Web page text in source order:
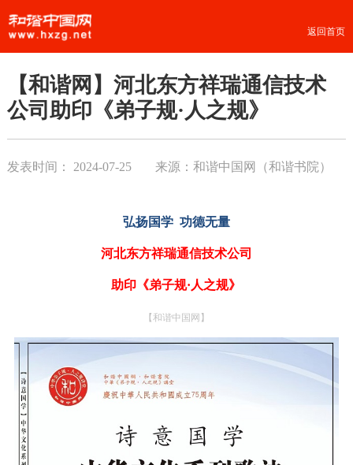
返回首页
【和谐网】河北东方祥瑞通信技术
公司助印《弟子规·人之规》
发表时间： 2024-07-25 来源：和谐中国网（和谐书院）
弘扬国学 功德无量
河北东方祥瑞通信技术公司
助印《弟子规·人之规》
【和谐中国网】